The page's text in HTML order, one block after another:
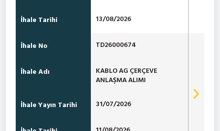
İhale Tarihi 13/08/2026
İhale No TD26000674
İhale Adı
KABLO AG ÇERÇEVE
ANLAŞMA ALIMI
İhale Yayın Tarihi 31/07/2026